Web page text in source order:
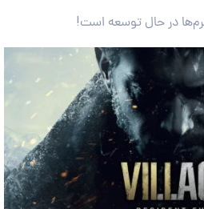
در حال توسعه است!